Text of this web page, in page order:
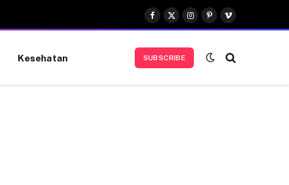
Facebook
X
(Twitter)
Instagram
Pinterest
Vimeo
Kesehatan SUBSCRIBE